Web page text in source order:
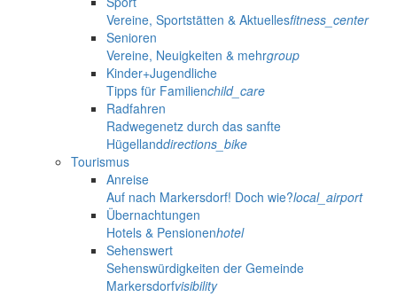
Vereine, Sportstätten & Aktuellesfitness_center
Senioren
Vereine, Neuigkeiten & mehrgroup
Kinder+Jugendliche
Tipps für Familienchild_care
Radfahren
Radwegenetz durch das sanfte
Hügellanddirections_bike
Tourismus
Anreise
Auf nach Markersdorf! Doch wie?local_airport
Übernachtungen
Hotels & Pensionenhotel
Sehenswert
Sehenswürdigkeiten der Gemeinde
Markersdorfvisibility